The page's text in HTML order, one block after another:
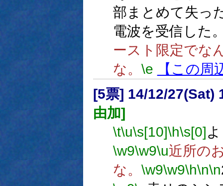
部まとめて失っ
電波を受信した
ースト限定でな
な。 \e
【この周
[5票] 14/12/27(Sat)
由加]
\t\u\s[10]\h\s[0]
\w9\w9\u近所の
な。 \w9\w9\h\n\n